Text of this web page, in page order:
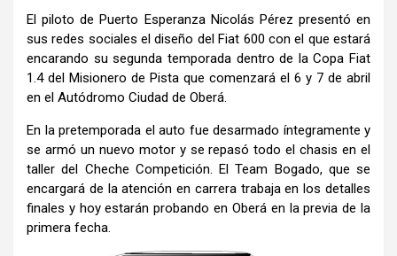
El piloto de Puerto Esperanza Nicolás Pérez presentó en
sus redes sociales el diseño del Fiat 600 con el que estará
encarando su segunda temporada dentro de la Copa Fiat
1.4 del Misionero de Pista que comenzará el 6 y 7 de abril
en el Autódromo Ciudad de Oberá.
En la pretemporada el auto fue desarmado íntegramente y
se armó un nuevo motor y se repasó todo el chasis en el
taller del Cheche Competición. El Team Bogado, que se
encargará de la atención en carrera trabaja en los detalles
finales y hoy estarán probando en Oberá en la previa de la
primera fecha.